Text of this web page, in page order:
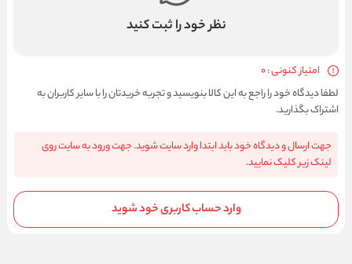
نظر خود را ثبت کنید
امتیاز کنونی : 0
لطفا دیدگاه خود را راجع به این کالا بنویسید و تجربه خریدتان را با سایر کاربران به
اشتراک بگذارید.
جهت ارسال و دیدگاه خود باید ابتدا وارد سایت شوید. جهت ورود به سایت روی
لینک زیر کلیک نمایید.
وارد حساب کاربری خود شوید